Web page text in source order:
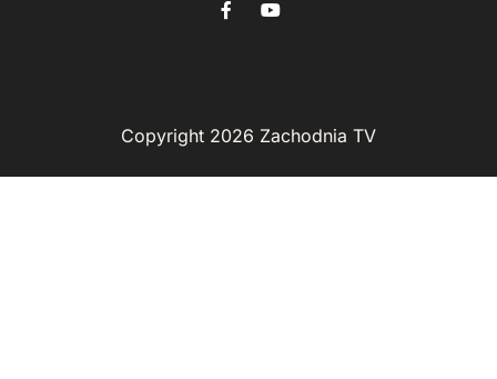
Copyright 2026 Zachodnia TV